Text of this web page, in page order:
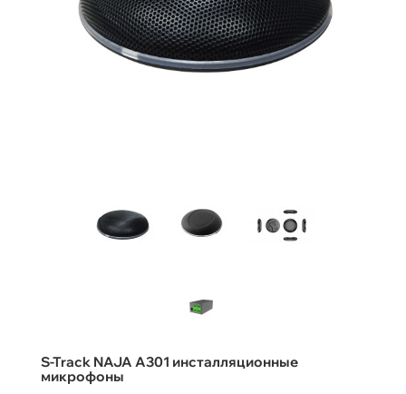
S-Track NAJA A301 инсталляционные
микрофоны